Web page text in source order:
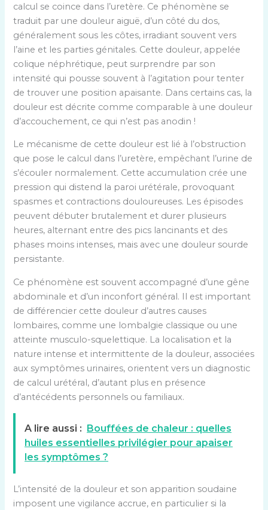
calcul se coince dans l’uretère. Ce phénomène se
traduit par une douleur aiguë, d’un côté du dos,
généralement sous les côtes, irradiant souvent vers
l’aine et les parties génitales. Cette douleur, appelée
colique néphrétique, peut surprendre par son
intensité qui pousse souvent à l’agitation pour tenter
de trouver une position apaisante. Dans certains cas, la
douleur est décrite comme comparable à une douleur
d’accouchement, ce qui n’est pas anodin !
Le mécanisme de cette douleur est lié à l’obstruction
que pose le calcul dans l’uretère, empêchant l’urine de
s’écouler normalement. Cette accumulation crée une
pression qui distend la paroi urétérale, provoquant
spasmes et contractions douloureuses. Les épisodes
peuvent débuter brutalement et durer plusieurs
heures, alternant entre des pics lancinants et des
phases moins intenses, mais avec une douleur sourde
persistante.
Ce phénomène est souvent accompagné d’une gêne
abdominale et d’un inconfort général. Il est important
de différencier cette douleur d’autres causes
lombaires, comme une lombalgie classique ou une
atteinte musculo-squelettique. La localisation et la
nature intense et intermittente de la douleur, associées
aux symptômes urinaires, orientent vers un diagnostic
de calcul urétéral, d’autant plus en présence
d’antécédents personnels ou familiaux.
A lire aussi : Bouffées de chaleur : quelles
huiles essentielles privilégier pour apaiser
les symptômes ?
L’intensité de la douleur et son apparition soudaine
imposent une vigilance accrue, en particulier si la